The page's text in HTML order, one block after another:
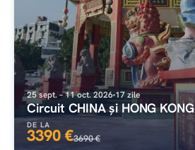
25 sept. – 11 oct. 2026 17 zile
Circuit CHINA și HONG KONG
DE LA
3390 €3690 €